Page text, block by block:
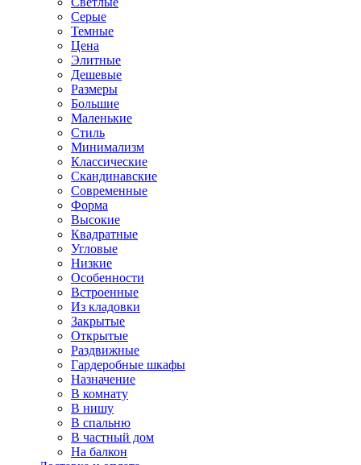
Серые
Темные
Цена
Элитные
Дешевые
Размеры
Большие
Маленькие
Стиль
Минимализм
Классические
Скандинавские
Современные
Форма
Высокие
Квадратные
Угловые
Низкие
Особенности
Встроенные
Из кладовки
Закрытые
Открытые
Раздвижные
Гардеробные шкафы
Назначение
В комнату
В нишу
В спальню
В частный дом
На балкон